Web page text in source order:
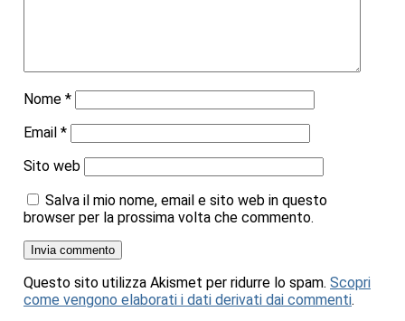
Nome *
Email *
Sito web
Salva il mio nome, email e sito web in questo
browser per la prossima volta che commento.
Questo sito utilizza Akismet per ridurre lo spam. Scopri
come vengono elaborati i dati derivati dai commenti.